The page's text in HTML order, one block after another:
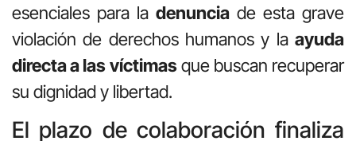
esenciales para la denuncia de esta grave
violación de derechos humanos y la ayuda
directa a las víctimasque buscan recuperar
su dignidad y libertad.
El plazo de colaboración finaliza